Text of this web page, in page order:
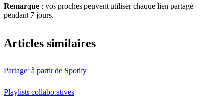
Remarque : vos proches peuvent utiliser chaque lien partagé
pendant 7 jours.
Articles similaires
Partager à partir de Spotify
Playlists collaboratives